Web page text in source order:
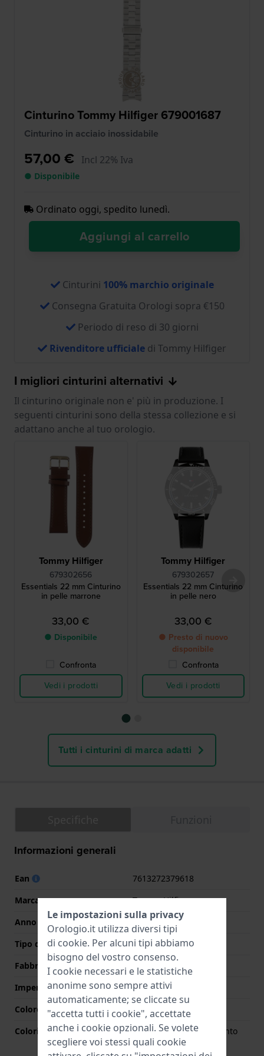
Cinturino Tommy Hilfiger 679001687
Cinturino in acciaio inossidabile
57,00 € Incl 22% Iva
● Disponibile
Ordinato oggi, spedito lunedì.
Aggiungi al carrello
Cinturini 100% marchio originale
Consegna Gratuita Orologi sopra €150
Periodo di reso di 30 giorni
Rivenditore ufficiale di Tommy Hilfiger
I migliori cinturini alternativi
Il cinturino originale non e' più in produzione. I
seguenti cinturini sono della stessa collezione e si
adattano anche al tuo orologio.
Tommy Hilfiger
679302656
Essentials 22 mm Cinturino
in pelle marrone
33,00 €
● Disponibile
Confronta
Vedi i prodotti
Tommy Hilfiger
679302657
Essentials 22 mm Cinturino
in pelle nero
33,00 €
● Presto di nuovo
disponibile
Confronta
Vedi i prodotti
Tutti i cinturini di marca adatti
Informazioni generali
Ean
7613272379618
Marca
Tommy Hilfiger
Anno
2020 Primavera/Estate
Tipo di display
Analogico
Fabbricato in Svizzera
No
Impermeabilità
3 Bar (lavaggio mani)
Colore quadrante
Grigio
Colori lancette (h,m,s)
Argento, Argento, Argento
Le impostazioni sulla privacy
Orologio.it utilizza diversi tipi
di cookie. Per alcuni tipi abbiamo
bisogno del vostro consenso.
I cookie necessari e le statistiche
anonime sono sempre attivi
automaticamente; se cliccate su
"accetta tutti i cookie", accettate
anche i cookie opzionali. Se volete
scegliere voi stessi quali cookie